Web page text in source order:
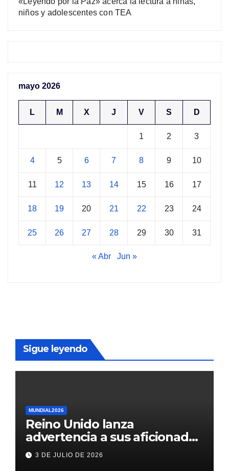
niños y adolescentes con TEA
mayo 2026
L M X J V S D
1 2 3
4 5 6 7 8 9 10
11 12 13 14 15 16 17
18 19 20 21 22 23 24
25 26 27 28 29 30 31
« Abr Jun »
Sigue leyendo
MUNDIAL2026
Reino Unido lanza
advertencia a sus aficionados
antes del México vs
Inglaterra en el Mundial 2026
3 DE JULIO DE 2026